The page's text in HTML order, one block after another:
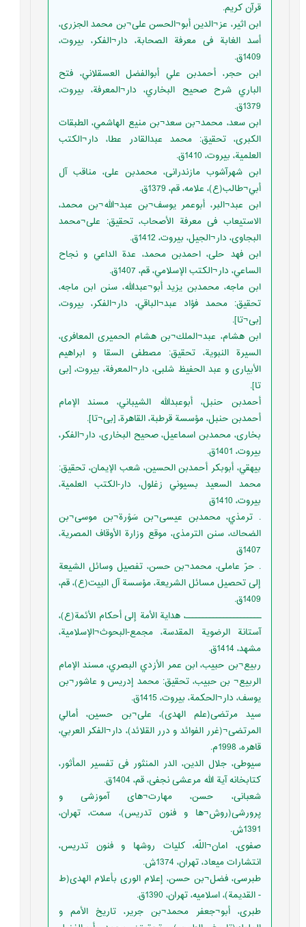
قرآن کریم.
ابن اثیر، عز¬الدين أبو¬الحسن على¬بن محمد الجزری،
أسد الغابة فى معرفة الصحابة، دار¬الفكر، بيروت،
1409ق.
ابن حجر، أحمدبن علي أبوالفضل العسقلاني، فتح
الباري شرح صحيح البخاري، دار¬المعرفة، بيروت،
1379ق.
ابن سعد، محمد¬بن سعد¬بن منيع الهاشمي، الطبقات
الكبرى، تحقيق: محمد عبدالقادر عطا، دار¬الكتب
العلمية، بيروت، 1410ق.
ابن شهرآشوب مازندرانى، محمدبن على، مناقب آل
أبي¬طالب(ع)، علامه، قم، 1379ق.
ابن عبد¬البر، أبوعمر يوسف¬بن عبد¬الله¬بن محمد،
الاستيعاب فى معرفة الأصحاب، تحقيق: على¬محمد
البجاوى، دار¬الجيل، بيروت، 1412ق.
ابن فهد حلى، احمدبن محمد، عدة الداعي و نجاح
الساعي، دار¬الكتب الإسلامي، قم، 1407ق.
ابن ماجه، محمدبن يزيد أبو¬عبدالله، سنن ابن ماجه،
تحقيق: محمد فؤاد عبد¬الباقي، دار¬الفكر، بيروت،
[بی¬تا].
ابن هشام، عبد¬الملك¬بن هشام الحميرى المعافرى،
السيرة النبوية، تحقيق: مصطفى السقا و ابراهيم
الأبيارى و عبد الحفيظ شلبى، دار¬المعرفة، بيروت، [بى
تا].
أحمدبن حنبل، أبوعبدالله الشيباني، مسند الإمام
أحمدبن حنبل، مؤسسة قرطبة، القاهرة، [بی¬تا].
بخاری، محمدبن اسماعیل، صحیح البخاری، دار¬الفکر،
بیروت، 1401ق.
بيهقي، أبوبكر أحمدبن الحسين، شعب الإيمان، تحقيق:
محمد السعيد بسيوني زغلول، دار-الكتب العلمية،
بيروت، 1410ق
. ترمذي، محمدبن عيسى¬بن سَوْرة¬بن موسى¬بن
الضحاك، سنن الترمذى، موقع وزارة الأوقاف المصرية،
1407ق
. حرّ عاملى، محمد¬بن حسن، تفصيل وسائل الشيعة
إلى تحصيل مسائل الشريعة، مؤسسة آل البيت(ع)، قم،
1409ق.
ــــــــــــــــــــــ، هداية الأمة إلى أحكام الأئمة(ع)،
آستانة الرضوية المقدسة، مجمع-البحوث¬الإسلامية،
مشهد، 1414ق.
ربيع¬بن حبيب، ابن عمر الأزدي البصري، مسند الإمام
الربيع¬ بن حبيب، تحقيق: محمد إدريس و عاشور¬بن
يوسف، دار¬الحكمة، بيروت، 1415ق.
سید مرتضی(علم الهدى)، على¬بن حسين، أمالي
المرتضى¬(غرر الفوائد و درر القلائد)، دار¬الفكر العربي،
قاهره، 1998م.
سيوطى، جلال الدين، الدر المنثور فى تفسير المأثور،
كتابخانه آية الله مرعشى نجفى، قم، 1404ق.
شعبانی، حسن، مهارت¬های آموزشی و
پرورشی(روش¬ها و فنون تدریس)، سمت، تهران،
1391ش.
صفوى، امان¬اللّه،‏ كليات روش‏ها و فنون تدريس،
انتشارات ميعاد، تهران، 1374ش.
طبرسى، فضل¬بن حسن، إعلام الورى بأعلام الهدى(ط
- القديمة)، اسلاميه، تهران، 1390ق.
طبری، أبو¬جعفر محمد¬بن جرير، تاريخ الأمم و